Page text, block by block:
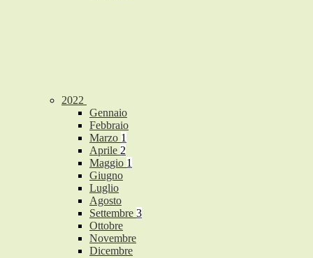
2022
Gennaio
Febbraio
Marzo 1
Aprile 2
Maggio 1
Giugno
Luglio
Agosto
Settembre 3
Ottobre
Novembre
Dicembre